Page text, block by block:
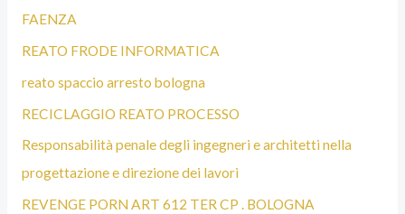
FAENZA
REATO FRODE INFORMATICA
reato spaccio arresto bologna
RECICLAGGIO REATO PROCESSO
Responsabilità penale degli ingegneri e architetti nella
progettazione e direzione dei lavori
REVENGE PORN ART 612 TER CP . BOLOGNA